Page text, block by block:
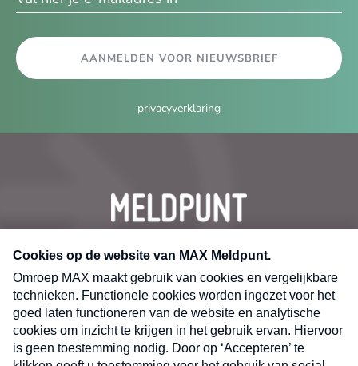
AANMELDEN VOOR NIEUWSBRIEF
privacyverklaring
CONTACT
Volg ons op